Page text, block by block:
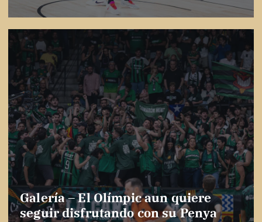
Galería – El Olímpic aun quiere
seguir disfrutando con su Penya